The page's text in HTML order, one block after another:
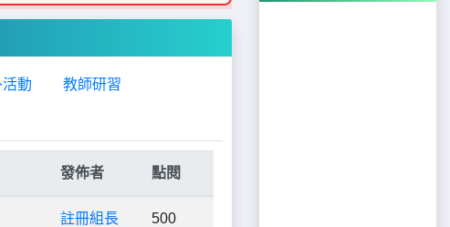
動 教師研習
發佈者 點閱
註冊組長 500